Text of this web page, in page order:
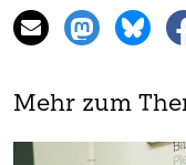
Mehr zum